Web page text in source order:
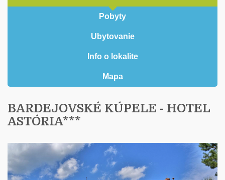
Pobyty
Ubytovanie
Info o lokalite
Mapa
BARDEJOVSKÉ KÚPELE - HOTEL
ASTÓRIA***